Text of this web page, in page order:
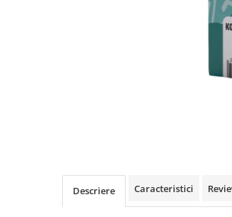
Descriere Caracteristici